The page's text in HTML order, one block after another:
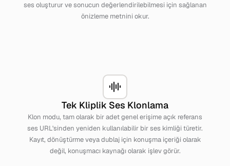
ses oluşturur ve sonucun değerlendirilebilmesi için sağlanan
önizleme metnini okur.
Tek Kliplik Ses Klonlama
Klon modu, tam olarak bir adet genel erişime açık referans
ses URL'sinden yeniden kullanılabilir bir ses kimliği türetir.
Kayıt, dönüştürme veya dublaj için konuşma içeriği olarak
değil, konuşmacı kaynağı olarak işlev görür.